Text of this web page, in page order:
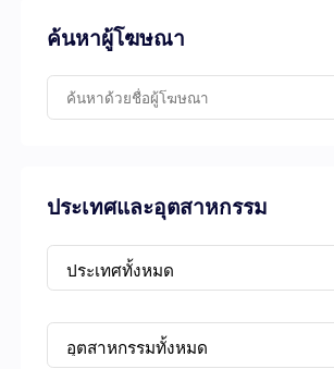
ค้นหาผู้โฆษณา
ประเทศและอุตสาหกรรม